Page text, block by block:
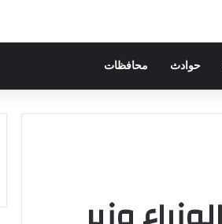
حوادث محافظات